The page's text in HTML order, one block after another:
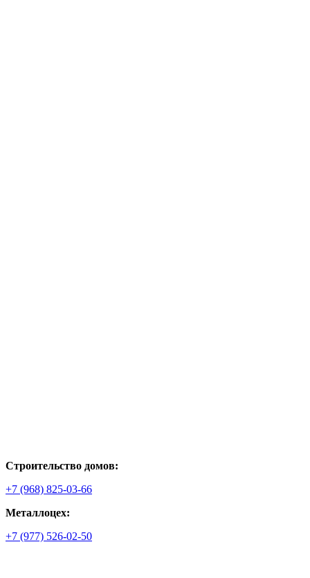
Строительство домов:
+7 (968) 825-03-66
Металлоцех:
+7 (977) 526-02-50